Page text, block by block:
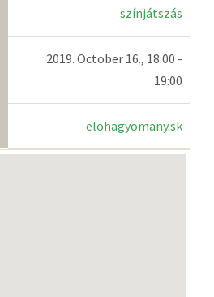
színjátszás
2019. October 16., 18:00 -
19:00
elohagyomany.sk